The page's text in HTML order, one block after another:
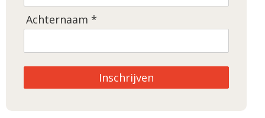
Achternaam *
Inschrijven